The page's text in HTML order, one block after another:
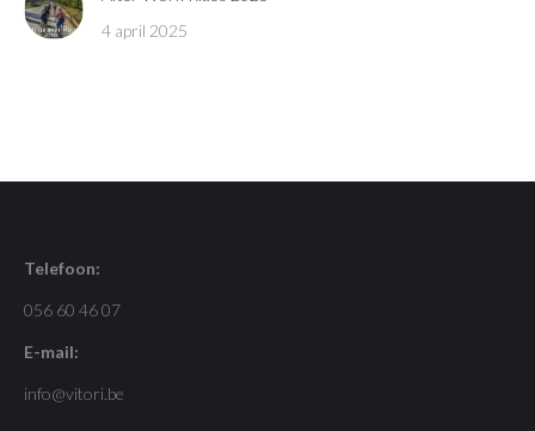
4 april 2025
Telefoon:
056 60 46 07
E-mail:
info@vitori.be